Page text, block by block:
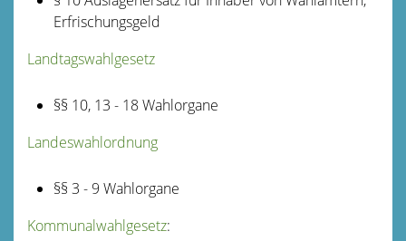
Erfrischungsgeld
Landtagswahlgesetz
§§ 10, 13 - 18 Wahlorgane
Landeswahlordnung
§§ 3 - 9 Wahlorgane
Kommunalwahlgesetz: